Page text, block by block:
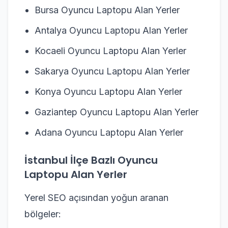
Bursa Oyuncu Laptopu Alan Yerler
Antalya Oyuncu Laptopu Alan Yerler
Kocaeli Oyuncu Laptopu Alan Yerler
Sakarya Oyuncu Laptopu Alan Yerler
Konya Oyuncu Laptopu Alan Yerler
Gaziantep Oyuncu Laptopu Alan Yerler
Adana Oyuncu Laptopu Alan Yerler
İstanbul İlçe Bazlı Oyuncu
Laptopu Alan Yerler
Yerel SEO açısından yoğun aranan
bölgeler: